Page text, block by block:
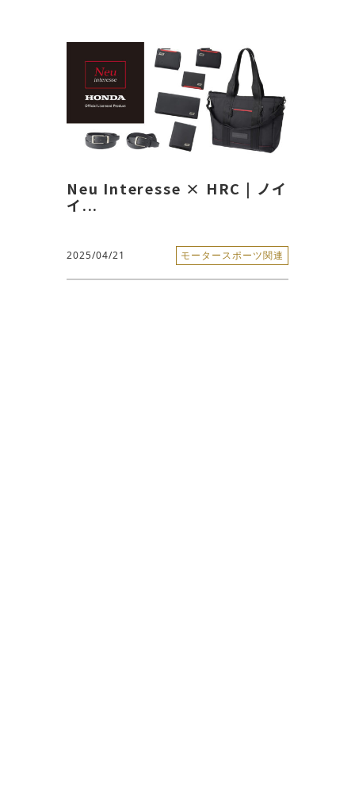
Neu Interesse × HRC | ノイ
イ...
2025/04/21 モータースポーツ関連